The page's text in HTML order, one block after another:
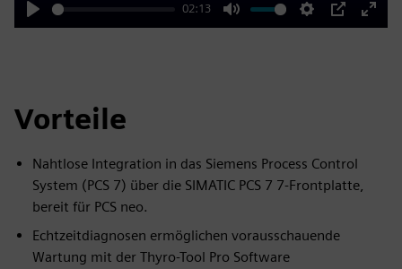
Play
02:13
Mute Settings
PIP
Enter
Vorteile
Nahtlose Integration in das Siemens Process Control
System (PCS 7) über die SIMATIC PCS 7 7-Frontplatte,
bereit für PCS neo.
Echtzeitdiagnosen ermöglichen vorausschauende
Wartung mit der Thyro-Tool Pro Software